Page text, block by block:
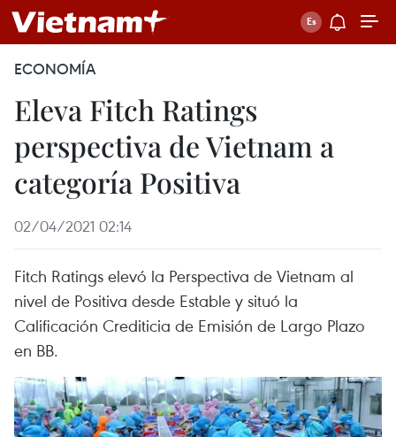
ECONOMÍA
Eleva Fitch Ratings
perspectiva de Vietnam a
categoría Positiva
02/04/2021 02:14
Fitch Ratings elevó la Perspectiva de Vietnam al
nivel de Positiva desde Estable y situó la
Calificación Crediticia de Emisión de Largo Plazo
en BB.